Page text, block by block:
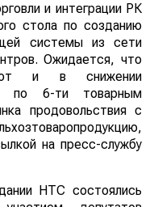
и интеграции РК
стола по созданию
системы из сети
Ожидается, что
и в снижении
по 6-ти товарным
продовольствия с
на пресс-службу
НТС состоялись